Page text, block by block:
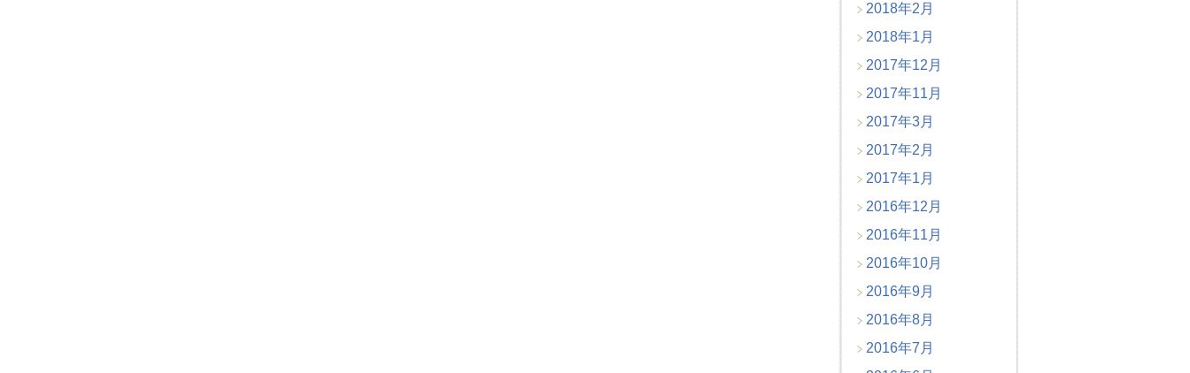
2018年2月
2018年1月
2017年12月
2017年11月
2017年3月
2017年2月
2017年1月
2016年12月
2016年11月
2016年10月
2016年9月
2016年8月
2016年7月